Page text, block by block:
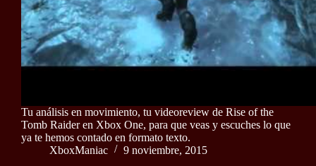
Tu análisis en movimiento, tu videoreview de Rise of the
Tomb Raider en Xbox One, para que veas y escuches lo que
ya te hemos contado en formato texto.
XboxManiac
9 noviembre, 2015